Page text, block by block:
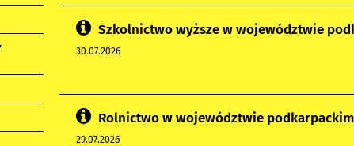
Szkolnictwo wyższe w województwie
30.07.2026
Rolnictwo w województwie
29.07.2026